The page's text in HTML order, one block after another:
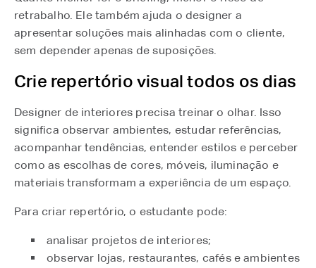
retrabalho. Ele também ajuda o designer a
apresentar soluções mais alinhadas com o cliente,
sem depender apenas de suposições.
Crie repertório visual todos os dias
Designer de interiores precisa treinar o olhar. Isso
significa observar ambientes, estudar referências,
acompanhar tendências, entender estilos e perceber
como as escolhas de cores, móveis, iluminação e
materiais transformam a experiência de um espaço.
Para criar repertório, o estudante pode:
analisar projetos de interiores;
observar lojas, restaurantes, cafés e ambientes